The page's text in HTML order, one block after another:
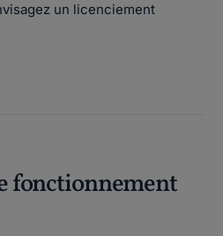
un licenciement
fonctionnement